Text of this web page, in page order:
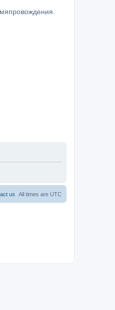
All times are UTC
us